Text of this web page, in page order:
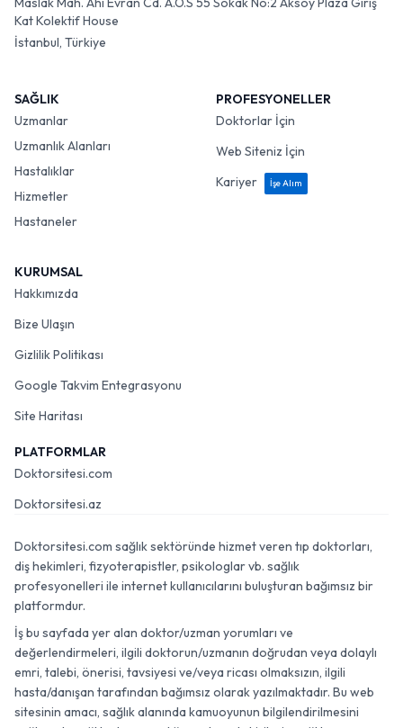
Kat Kolektif House
İstanbul, Türkiye
SAĞLIK
Uzmanlar
Uzmanlık Alanları
Hastalıklar
Hizmetler
Hastaneler
PROFESYONELLER
Doktorlar İçin
Web Siteniz İçin
Kariyer
İşe Alım
KURUMSAL
Hakkımızda
Bize Ulaşın
Gizlilik Politikası
Google Takvim Entegrasyonu
Site Haritası
PLATFORMLAR
Doktorsitesi.com
Doktorsitesi.az
Doktorsitesi.com sağlık sektöründe hizmet veren tıp doktorları,
diş hekimleri, fizyoterapistler, psikologlar vb. sağlık
profesyonelleri ile internet kullanıcılarını buluşturan bağımsız bir
platformdur.
İş bu sayfada yer alan doktor/uzman yorumları ve
değerlendirmeleri, ilgili doktorun/uzmanın doğrudan veya dolaylı
emri, talebi, önerisi, tavsiyesi ve/veya ricası olmaksızın, ilgili
hasta/danışan tarafından bağımsız olarak yazılmaktadır. Bu web
sitesinin amacı, sağlık alanında kamuoyunun bilgilendirilmesini